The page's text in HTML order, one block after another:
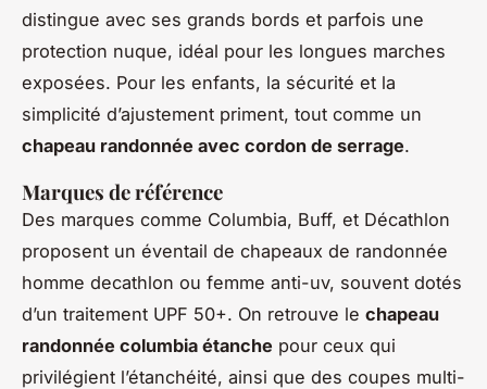
distingue avec ses grands bords et parfois une
protection nuque, idéal pour les longues marches
exposées. Pour les enfants, la sécurité et la
simplicité d’ajustement priment, tout comme un
chapeau randonnée avec cordon de serrage.
Marques de référence
Des marques comme Columbia, Buff, et Décathlon
proposent un éventail de chapeaux de randonnée
homme decathlon ou femme anti-uv, souvent dotés
d’un traitement UPF 50+. On retrouve le chapeau
randonnée columbia étanche pour ceux qui
privilégient l’étanchéité, ainsi que des coupes multi-